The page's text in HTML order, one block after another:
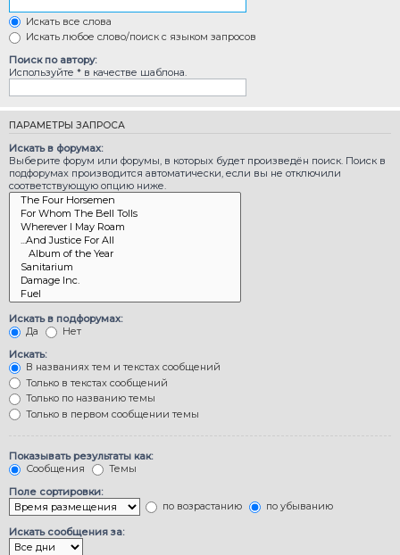
Искать все слова
Искать любое слово/поиск с языком запросов
Поиск по автору:
Используйте * в качестве шаблона.
ПАРАМЕТРЫ ЗАПРОСА
Искать в форумах:
Выберите форум или форумы, в которых будет произведён поиск. Поиск в
подфорумах производится автоматически, если вы не отключили
соответствующую опцию ниже.
Искать в подфорумах:
Да
Нет
Искать:
В названиях тем и текстах сообщений
Только в текстах сообщений
Только по названию темы
Только в первом сообщении темы
Показывать результаты как:
Сообщения
Темы
Поле сортировки:
по возрастанию
по убыванию
Искать сообщения за: